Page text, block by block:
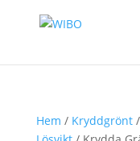
Hem / Kryddgrönt/